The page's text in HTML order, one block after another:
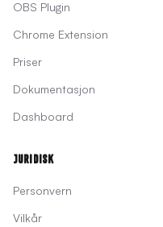
OBS Plugin
Chrome Extension
Priser
Dokumentasjon
Dashboard
Juridisk
Personvern
Vilkår